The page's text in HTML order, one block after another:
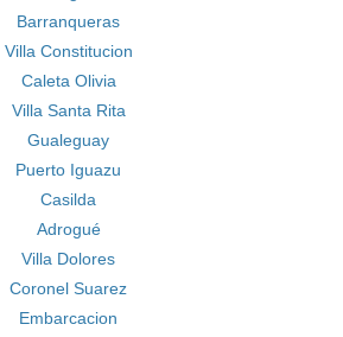
Barranqueras
Villa Constitucion
Caleta Olivia
Villa Santa Rita
Gualeguay
Puerto Iguazu
Casilda
Adrogué
Villa Dolores
Coronel Suarez
Embarcacion